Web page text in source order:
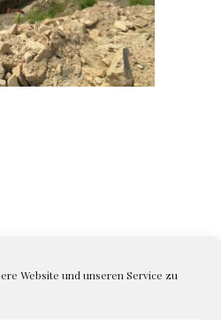
Website und unseren Service zu